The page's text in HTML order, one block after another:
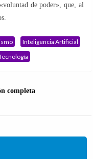
de poder», que, al
Inteligencia Artificial
completa